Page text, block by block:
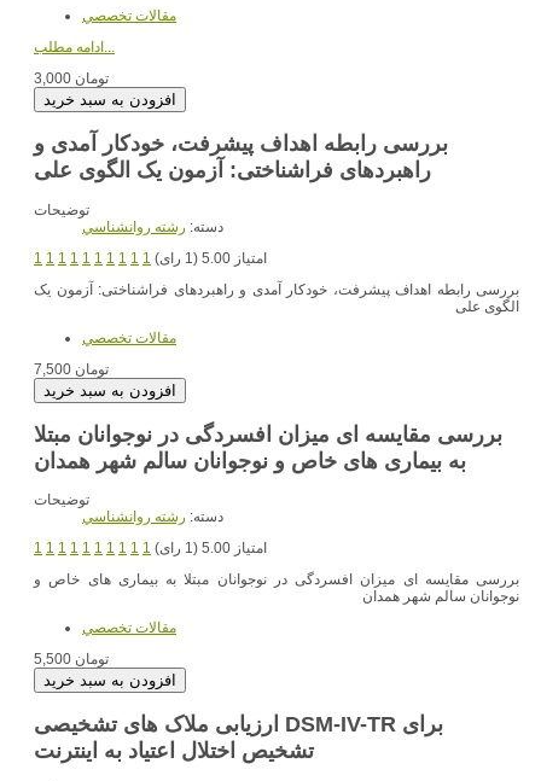
مقالات تخصصي
3,000 تومان
بررسی رابطه اهداف پیشرفت، خودکار آمدی و
راهبردهای فراشناختی: آزمون یک الگوی علی
توضیحات
دسته: رشته روانشناسي
1 1 1 1 1 1 1 1 1 1
امتیاز 5.00 (1 رای)
بررسی رابطه اهداف پیشرفت، خودکار آمدی و راهبردهای فراشناختی: آزمون یک
الگوی علی
مقالات تخصصي
7,500 تومان
بررسی مقایسه ای میزان افسردگی در نوجوانان مبتلا
به بیماری های خاص و نوجوانان سالم شهر همدان
توضیحات
دسته: رشته روانشناسي
1 1 1 1 1 1 1 1 1 1
امتیاز 5.00 (1 رای)
بررسی مقایسه ای میزان افسردگی در نوجوانان مبتلا به بیماری های خاص و
نوجوانان سالم شهر همدان
مقالات تخصصي
5,500 تومان
ارزیابی ملاک های تشخیصی DSM-IV-TR برای
تشخیص اختلال اعتیاد به اینترنت